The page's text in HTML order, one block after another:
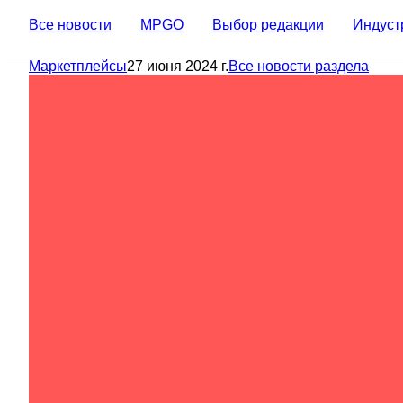
Все новости MPGO Выбор редакции
Маркетплейсы27 июня 2024 г.Все новости раздела